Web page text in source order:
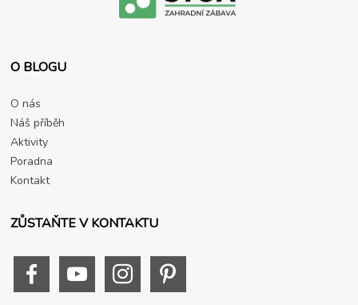
O BLOGU
O nás
Náš příběh
Aktivity
Poradna
Kontakt
ZŮSTAŇTE V KONTAKTU